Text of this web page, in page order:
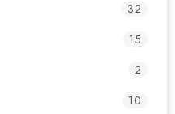
32
15
2
10